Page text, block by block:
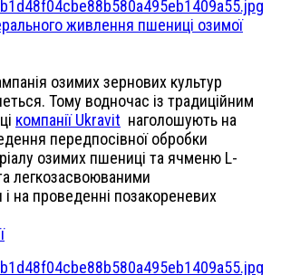
живлення пшениці озимої
озимих зернових культур
Тому водночас із традиційним
компанії Ukravit наголошують на
передпосівної обробки
озимих пшениці та ячменю L-
легкозасвоюваними
на проведенні позакореневих